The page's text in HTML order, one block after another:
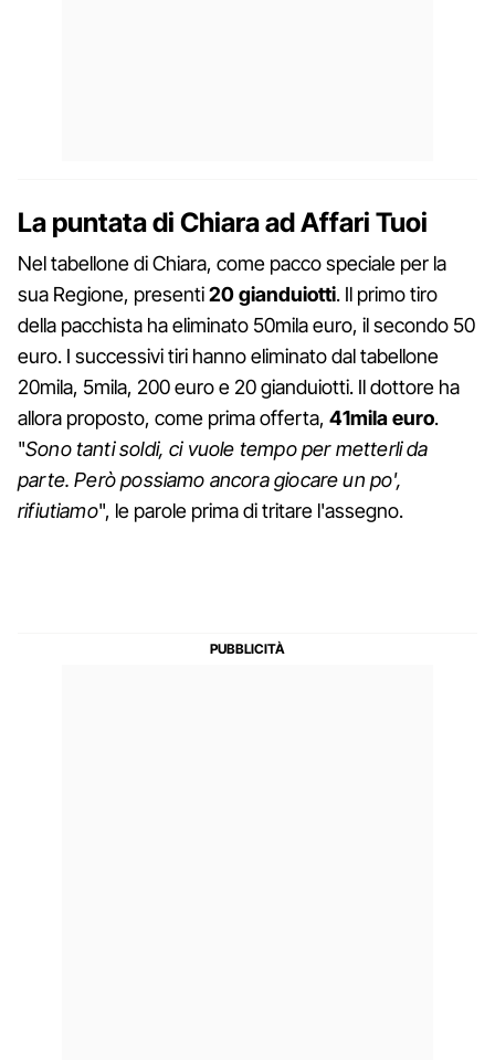
La puntata di Chiara ad Affari Tuoi
Nel tabellone di Chiara, come pacco speciale per la
sua Regione, presenti20gianduiotti. Il primo tiro
della pacchista ha eliminato 50mila euro, il secondo 50
euro. I successivi tiri hanno eliminato dal tabellone
20mila, 5mila, 200 euro e 20 gianduiotti. Il dottore ha
allora proposto, come prima offerta, 41mila euro.
"Sono tanti soldi, ci vuole tempo per metterli da
parte. Però possiamo ancora giocare un po',
rifiutiamo", le parole prima di tritare l'assegno.